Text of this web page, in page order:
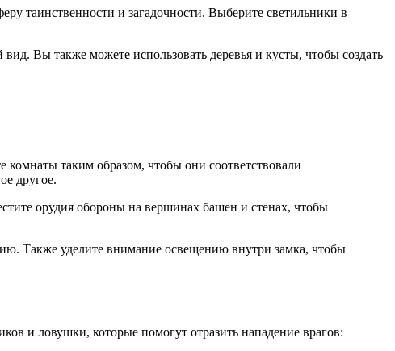
таинственности и загадочности. Выберите светильники в
Вы также можете использовать деревья и кусты, чтобы создать
комнаты таким образом, чтобы они соответствовали
другое.
орудия обороны на вершинах башен и стенах, чтобы
Также уделите внимание освещению внутри замка, чтобы
и ловушки, которые помогут отразить нападение врагов: